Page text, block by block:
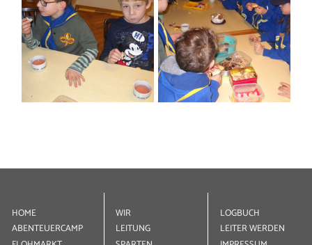
HOME
ABENTEUER­CAMP
WIR
LEITUNG
LOGBUCH
LEITER WERDEN